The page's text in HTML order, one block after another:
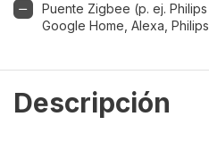
Puente Zigbee (p. ej.
Google Home, Alexa,
Descripción